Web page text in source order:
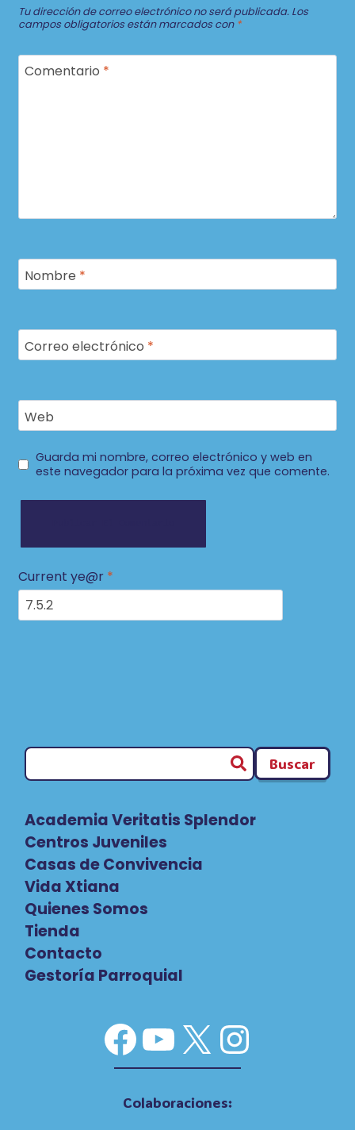
Tu dirección de correo electrónico no será publicada. Los
campos obligatorios están marcados con *
Comentario *
Nombre *
Correo electrónico *
Web
Guarda mi nombre, correo electrónico y web en
este navegador para la próxima vez que comente.
Current ye@r *
Buscar
Academia Veritatis Splendor
Centros Juveniles
Casas de Convivencia
Vida Xtiana
Quienes Somos
Tienda
Contacto
Gestoría Parroquial
Facebook
YouTube
X
Colaboraciones: